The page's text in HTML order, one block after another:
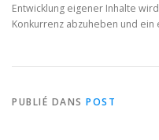
Entwicklung eigener Inhalte
Konkurrenz abzuheben und
PUBLIÉ DANS POST